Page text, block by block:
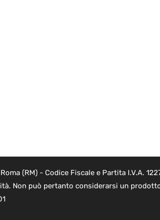
(RM) - Codice Fiscale e Partita I.V.A.
Non può pertanto considerarsi un